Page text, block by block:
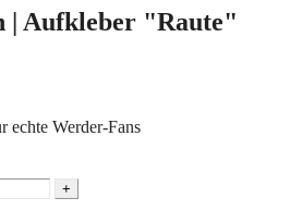
| Aufkleber "Raute"
echte Werder-Fans
+